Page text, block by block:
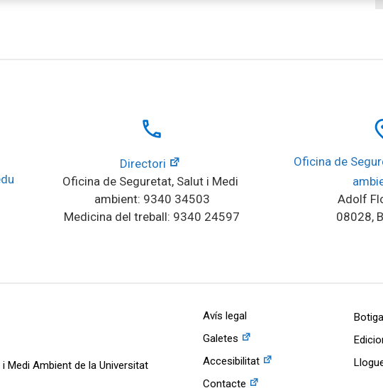
local_phone
Directori
Oficina de Seguretat, Salut i Medi
ambient: 9340 34503
Medicina del treball: 9340 24597
Oficina de
Adolf
08028,
Medi Ambient de la Universitat
Avís legal
Galetes
Accesibilitat
Contacte